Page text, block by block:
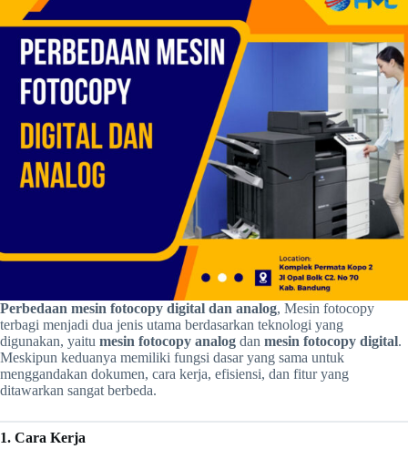
Perbedaan mesin fotocopy digital dan analog, Mesin fotocopy
terbagi menjadi dua jenis utama berdasarkan teknologi yang
digunakan, yaitu mesin fotocopy analog dan mesin fotocopy digital.
Meskipun keduanya memiliki fungsi dasar yang sama untuk
menggandakan dokumen, cara kerja, efisiensi, dan fitur yang
ditawarkan sangat berbeda.
1. Cara Kerja